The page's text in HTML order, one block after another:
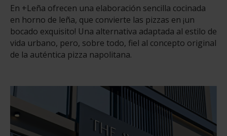
En +Leña ofrecen una elaboración sencilla cocinada
en horno de leña, que convierte las pizzas en ¡un
bocado exquisito! Una alternativa adaptada al estilo de
vida urbano, pero, sobre todo, fiel al concepto original
de la auténtica pizza napolitana.